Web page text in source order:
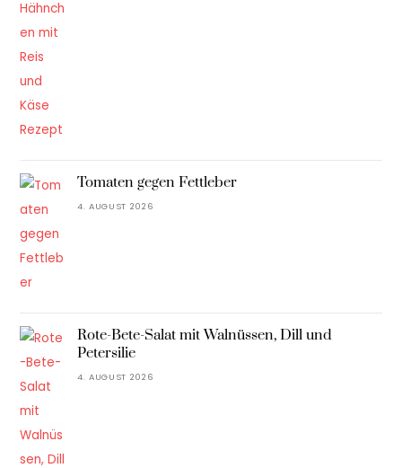
Tomaten gegen Fettleber
4. AUGUST 2026
Rote-Bete-Salat mit Walnüssen, Dill und
Petersilie
4. AUGUST 2026